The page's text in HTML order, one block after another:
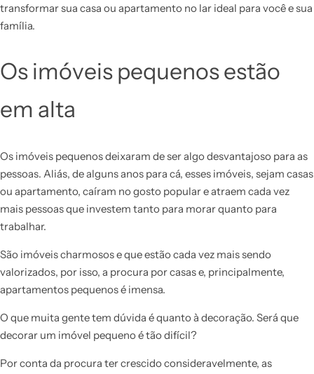
transformar sua casa ou apartamento no lar ideal para você e sua
família.
Os imóveis pequenos estão
em alta
Os imóveis pequenos deixaram de ser algo desvantajoso para as
pessoas. Aliás, de alguns anos para cá, esses imóveis, sejam casas
ou apartamento, caíram no gosto popular e atraem cada vez
mais pessoas que investem tanto para morar quanto para
trabalhar.
São imóveis charmosos e que estão cada vez mais sendo
valorizados, por isso, a procura por casas e, principalmente,
apartamentos pequenos é imensa.
O que muita gente tem dúvida é quanto à decoração. Será que
decorar um imóvel pequeno é tão difícil?
Por conta da procura ter crescido consideravelmente, as